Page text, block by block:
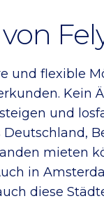
von
und flexible
Kein
und
Deutschland,
mieten
in
diese